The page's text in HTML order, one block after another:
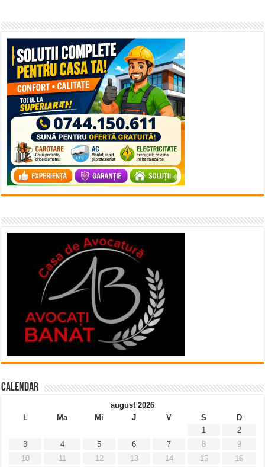
Calendar
august 2026
L
Ma Mi J V S
D
1
2
3
4 5 6 7 8
9
10
11 12 13 14 15
16